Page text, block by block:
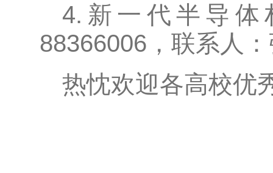
4.新一代半导体
88366006，联系人
热忱欢迎各高校优